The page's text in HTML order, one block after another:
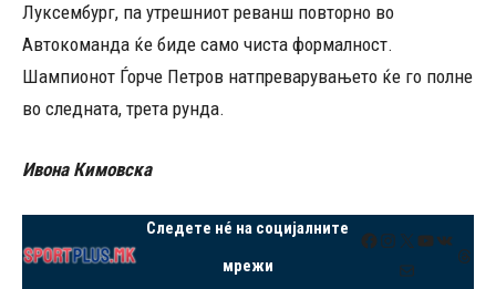
Луксембург, па утрешниот реванш повторно во
Автокоманда ќе биде само чиста формалност.
Шампионот Ѓорче Петров натпреварувањето ќе го полне
во следната, трета рунда.
Ивона Кимовска
Следете нé на социјалните
мрежи
Facebook
Instagram
X YouTube
VK
Mail